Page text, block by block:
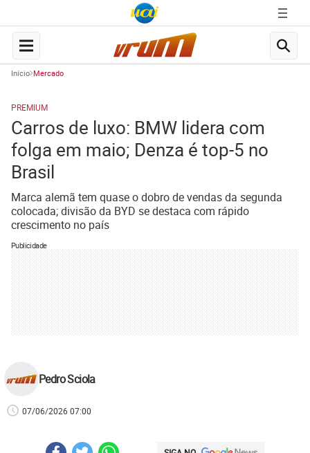
Início Mercado
PREMIUM
Carros de luxo: BMW lidera com
folga em maio; Denza é top-5 no
Brasil
Marca alemã tem quase o dobro de vendas da segunda
colocada; divisão da BYD se destaca com rápido
crescimento no país
Publicidade
Pedro Sciola
07/06/2026 07:00